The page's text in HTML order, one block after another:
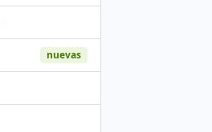
nuevas